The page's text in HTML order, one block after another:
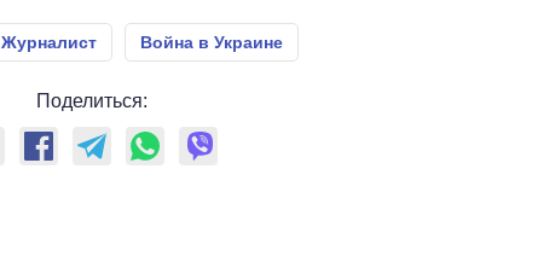
Журналист Война в Украине
Поделиться: